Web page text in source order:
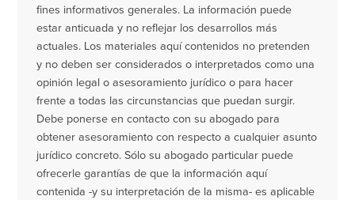
fines informativos generales. La información puede
estar anticuada y no reflejar los desarrollos más
actuales. Los materiales aquí contenidos no pretenden
y no deben ser considerados o interpretados como una
opinión legal o asesoramiento jurídico o para hacer
frente a todas las circunstancias que puedan surgir.
Debe ponerse en contacto con su abogado para
obtener asesoramiento con respecto a cualquier asunto
jurídico concreto. Sólo su abogado particular puede
ofrecerle garantías de que la información aquí
contenida -y su interpretación de la misma- es aplicable